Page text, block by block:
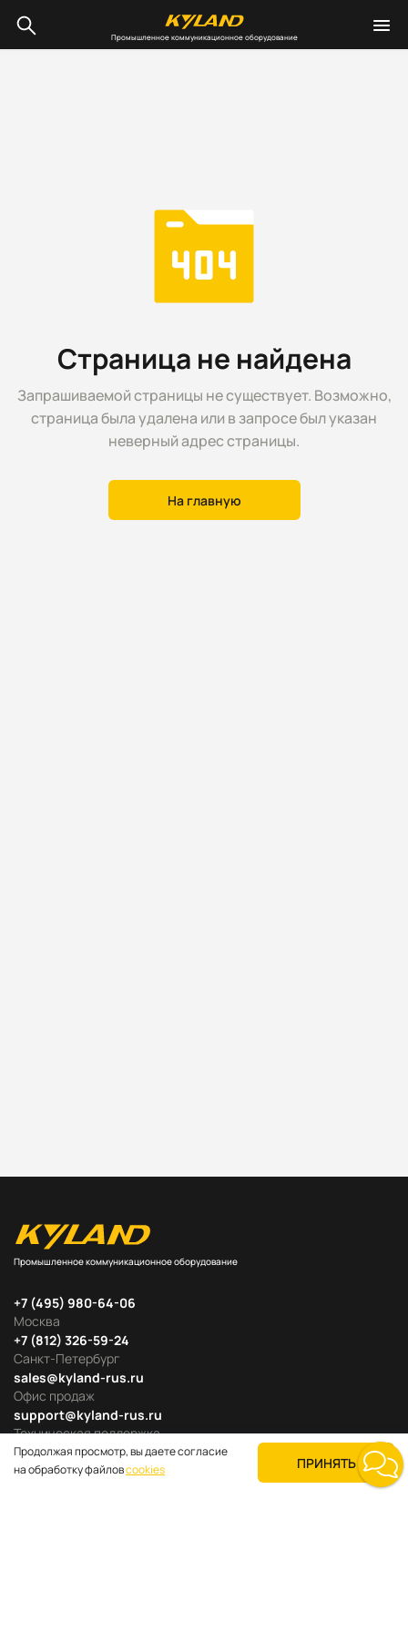
Промышленное коммуникационное оборудование
Страница не найдена
Запрашиваемой страницы не существует. Возможно,
страница была удалена или в запросе был указан
неверный адрес страницы.
На главную
Промышленное коммуникационное оборудование
Москва
+7 (495) 980-64-06
Офис продаж
sales@kyland-rus.ru
Санкт-Петербург
+7 (812) 326-59-24
Техническая поддержка
support@kyland-rus.ru
Продолжая просмотр, вы даете согласие
на обработку файловcookies ПРИНЯТЬ